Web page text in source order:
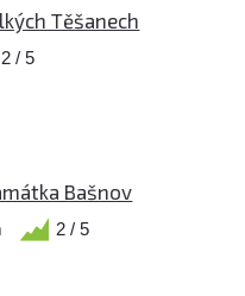
Těšanech
2 / 5
Bašnov
2 / 5